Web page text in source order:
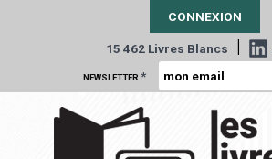
CONNEXION
15 462 Livres Blancs |
NEWSLETTER *